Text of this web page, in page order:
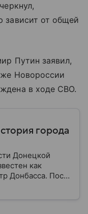
зависит от общей
Путин заявил,
Новороссии
в ходе СВО.
города
Донецкой
как
Донбасса. После
Донбассе в